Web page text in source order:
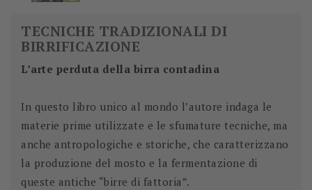
TECNICHE TRADIZIONALI DI
BIRRIFICAZIONE
L’arte perduta della birra contadina
In questo libro unico al mondo l’autore indaga le
materie prime utilizzate e le sfumature tecniche, ma
anche antropologiche e storiche, che caratterizzano
la produzione del mosto e la fermentazione di
queste antiche “birre di fattoria”.